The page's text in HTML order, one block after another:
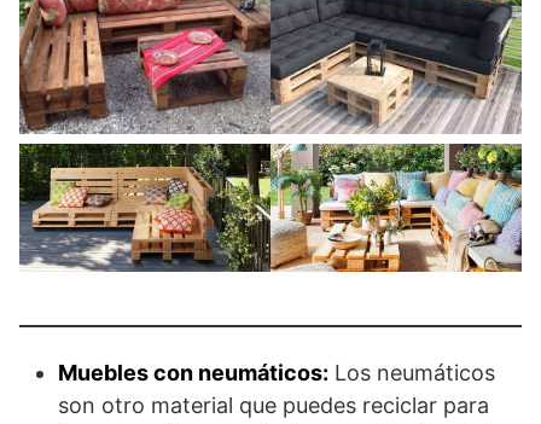
Muebles con neumáticos: Los neumáticos
son otro material que puedes reciclar para